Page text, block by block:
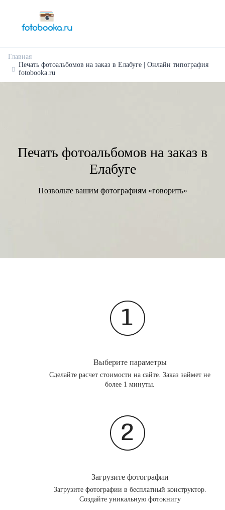
Главная
Печать фотоальбомов на заказ в Елабуге | Онлайн типография
fotobooka.ru
Печать фотоальбомов на заказ в
Елабуге
Позвольте вашим фотографиям «говорить»
Выберите параметры
Сделайте расчет стоимости на сайте. Заказ займет не
более 1 минуты.
Загрузите фотографии
Загрузите фотографии в бесплатный конструктор.
Создайте уникальную фотокнигу